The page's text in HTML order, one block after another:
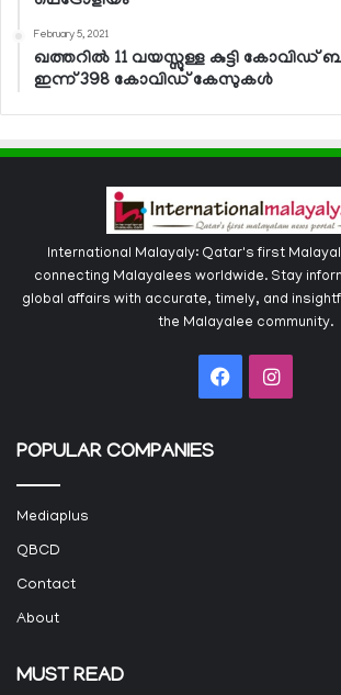
February 5, 2021
ഖത്തറില്‍ 11 വയസ്സുള്ള കുട്ടി കോവിഡ്
ഇന്ന് 398 കോവിഡ് കേസുകള്‍
International Malayaly: Qatar's first
connecting Malayalees worldwide. Stay
global affairs with accurate, timely, and
the Malayalee community.
Facebook
POPULAR COMPANIES
Mediaplus
QBCD
Contact
About
MUST READ